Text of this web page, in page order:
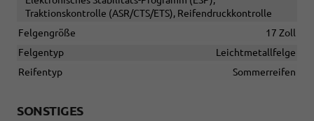
Traktionskontrolle (ASR/CTS/ETS), Reifendruckkontrolle
Felgengröße
17 Zoll
Felgentyp
Leichtmetallfelge
Reifentyp
Sommerreifen
SONSTIGES